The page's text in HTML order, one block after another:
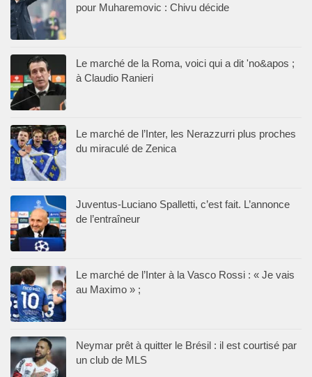
pour Muharemovic : Chivu décide
Le marché de la Roma, voici qui a dit 'no&apos ;
à Claudio Ranieri
Le marché de l’Inter, les Nerazzurri plus proches
du miraculé de Zenica
Juventus-Luciano Spalletti, c’est fait. L’annonce
de l’entraîneur
Le marché de l’Inter à la Vasco Rossi : « Je vais
au Maximo » ;
Neymar prêt à quitter le Brésil : il est courtisé par
un club de MLS